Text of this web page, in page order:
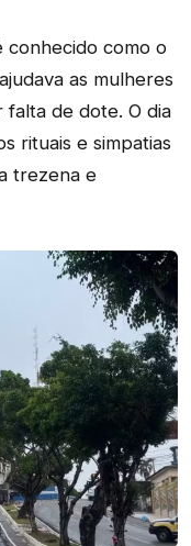
conhecido como o
as mulheres
falta de dote. O dia
rituais e simpatias
trezena e